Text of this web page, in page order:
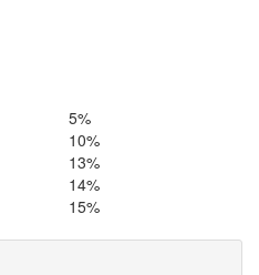
5%
10%
13%
14%
15%